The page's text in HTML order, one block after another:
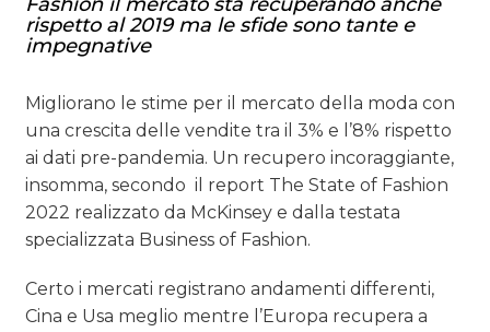
rispetto al 2019 ma le sfide sono tante e
impegnative
Migliorano le stime per il mercato della moda con
una crescita delle vendite tra il 3% e l’8% rispetto
ai dati pre-pandemia. Un recupero incoraggiante,
insomma, secondo il report The State of Fashion
2022 realizzato da McKinsey e dalla testata
specializzata Business of Fashion.
Certo i mercati registrano andamenti differenti,
Cina e Usa meglio mentre l’Europa recupera a